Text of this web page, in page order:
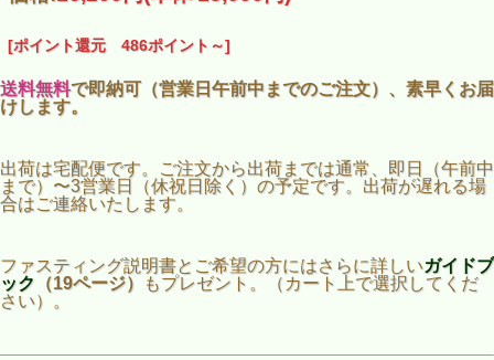
[ポイント還元 486ポイント～]
送料無料で即納可（営業日午前中までのご注文）、素早くお届
けします。
出荷は宅配便です。ご注文から出荷までは通常、即日（午前中
まで）〜3営業日（休祝日除く）の予定です。出荷が遅れる場
合はご連絡いたします。
ファスティング説明書とご希望の方にはさらに詳しいガイドブ
ック （19ページ）
もプレゼント。（カート上で選択してくだ
さい）。